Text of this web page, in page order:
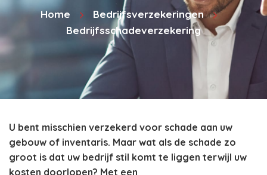
Home
Bedrijfsverzekeringen
Bedrijfsschadeverzekering
U bent misschien verzekerd voor schade aan uw
gebouw of inventaris. Maar wat als de schade zo
groot is dat uw bedrijf stil komt te liggen terwijl uw
kosten doorlopen? Met een